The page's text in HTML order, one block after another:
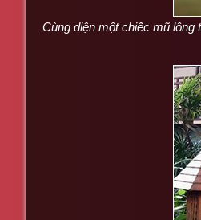
Cùng diện một chiếc mũ